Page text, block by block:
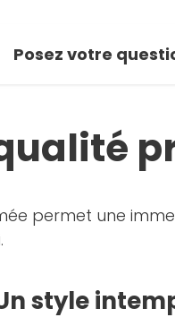
Posez votre
permet une
style